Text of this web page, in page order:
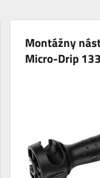
Montážny
Micro-Drip